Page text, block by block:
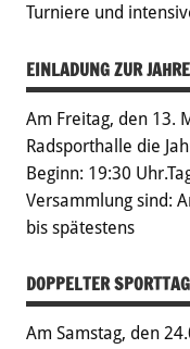
Turniere und
EINLADUNG ZUR
Am Freitag, den 13.
Radsporthalle die
Beginn: 19:30
Versammlung sind:
bis spätestens
DOPPELTER
Am Samstag, den